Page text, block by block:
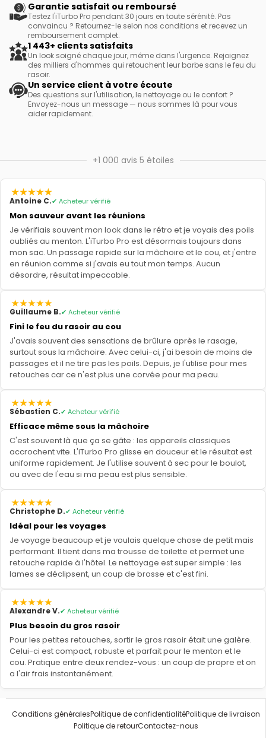
Garantie satisfait ou remboursé
Testez l'iTurbo Pro pendant 30 jours en toute sérénité. Pas
convaincu ? Retournez-le selon nos conditions et recevez un
remboursement complet.
1 443+ clients satisfaits
Un look soigné chaque jour, même dans l'urgence. Rejoignez
des milliers d'hommes qui retouchent leur barbe sans le feu du
rasoir.
Un service client à votre écoute
Des questions sur l'utilisation, le nettoyage ou le confort ?
Envoyez-nous un message — nous sommes là pour vous
aider rapidement.
+1 000 avis 5 étoiles
Antoine C.✔ Acheteur vérifié
Mon sauveur avant les réunions
Je vérifiais souvent mon look dans le rétro et je voyais des poils
oubliés au menton. L'iTurbo Pro est désormais toujours dans
mon sac. Un passage rapide sur la mâchoire et le cou, et j'entre
en réunion comme si j'avais eu tout mon temps. Aucun
désordre, résultat impeccable.
Guillaume B.✔ Acheteur vérifié
Fini le feu du rasoir au cou
J'avais souvent des sensations de brûlure après le rasage,
surtout sous la mâchoire. Avec celui-ci, j'ai besoin de moins de
passages et il ne tire pas les poils. Depuis, je l'utilise pour mes
retouches car ce n'est plus une corvée pour ma peau.
Sébastien C.✔ Acheteur vérifié
Efficace même sous la mâchoire
C'est souvent là que ça se gâte : les appareils classiques
accrochent vite. L'iTurbo Pro glisse en douceur et le résultat est
uniforme rapidement. Je l'utilise souvent à sec pour le boulot,
ou avec de l'eau si ma peau est plus sensible.
Christophe D.✔ Acheteur vérifié
Idéal pour les voyages
Je voyage beaucoup et je voulais quelque chose de petit mais
performant. Il tient dans ma trousse de toilette et permet une
retouche rapide à l'hôtel. Le nettoyage est super simple : les
lames se déclipsent, un coup de brosse et c'est fini.
Alexandre V.✔ Acheteur vérifié
Plus besoin du gros rasoir
Pour les petites retouches, sortir le gros rasoir était une galère.
Celui-ci est compact, robuste et parfait pour le menton et le
cou. Pratique entre deux rendez-vous : un coup de propre et on
a l'air frais instantanément.
Conditions généralesPolitique de confidentialitéPolitique de livraison
Politique de retourContactez-nous